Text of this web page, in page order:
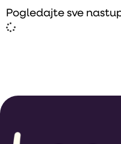
Pogledajte sve